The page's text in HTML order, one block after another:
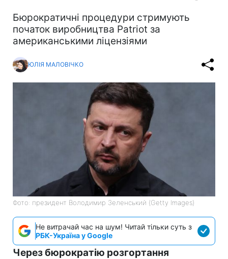
Бюрократичні процедури стримують
початок виробництва Patriot за
американськими ліцензіями
ЮЛІЯ МАЛОВІЧКО
Фото: президент Володимир Зеленський (Getty Images)
Не витрачай час на шум! Читай тільки суть з
РБК-Україна у Google
Через бюрократію розгортання